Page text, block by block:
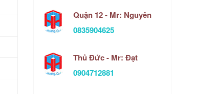
Quận 12 - Mr: Nguyên
0835904625
Thủ Đức - Mr: Đạt
0904712881